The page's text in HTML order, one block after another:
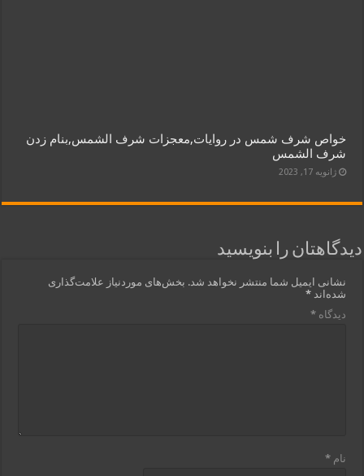
خواص شرف شمس در روایات,معجزات شرف الشمس,بنام زدن
شرف الشمس
ژانویه 17, 2023
دیدگاهتان را بنویسید
نشانی ایمیل شما منتشر نخواهد شد. بخش‌های موردنیاز علامت‌گذاری
شده‌اند*
دیدگاه*
نام*